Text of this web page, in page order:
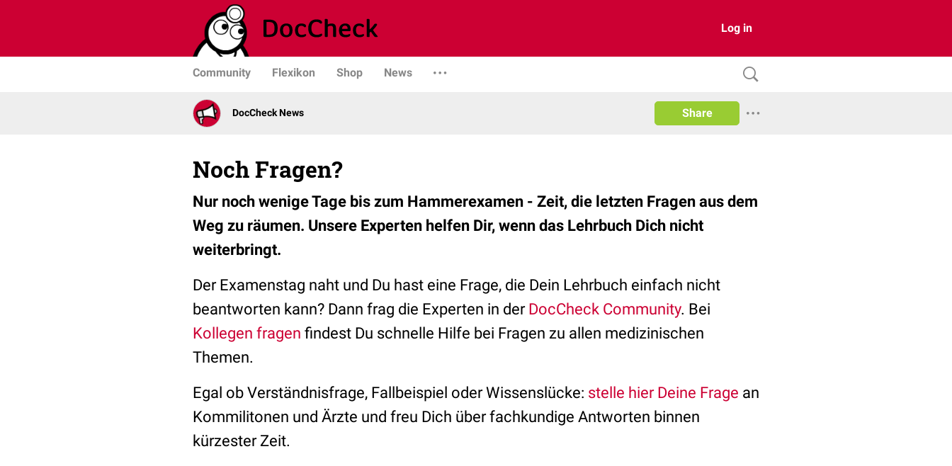
Log in
Community Flexikon Shop News
DocCheck News Share
Noch Fragen?
Nur noch wenige Tage bis zum Hammerexamen - Zeit, die letzten Fragen aus dem
Weg zu räumen. Unsere Experten helfen Dir, wenn das Lehrbuch Dich nicht
weiterbringt.
Der Examenstag naht und Du hast eine Frage, die Dein Lehrbuch einfach nicht
beantworten kann? Dann frag die Experten in der DocCheck Community. Bei
Kollegen fragen findest Du schnelle Hilfe bei Fragen zu allen medizinischen
Themen.
Egal ob Verständnisfrage, Fallbeispiel oder Wissenslücke: stelle hier Deine Frage an
Kommilitonen und Ärzte und freu Dich über fachkundige Antworten binnen
kürzester Zeit.